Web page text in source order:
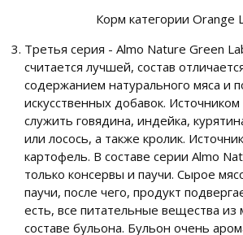
Корм категории Orange
Третья серия - Almo Nature Green
считается лучшей, состав
содержанием натурального мяса и
искусственных добавок. Источником
служить говядина, индейка,
или лосось, а также кролик.
картофель. В составе серии Almo
только консервы и паучи. Сырое
паучи, после чего, продукт
есть, все питательные вещества из
составе бульона. Бульон очень